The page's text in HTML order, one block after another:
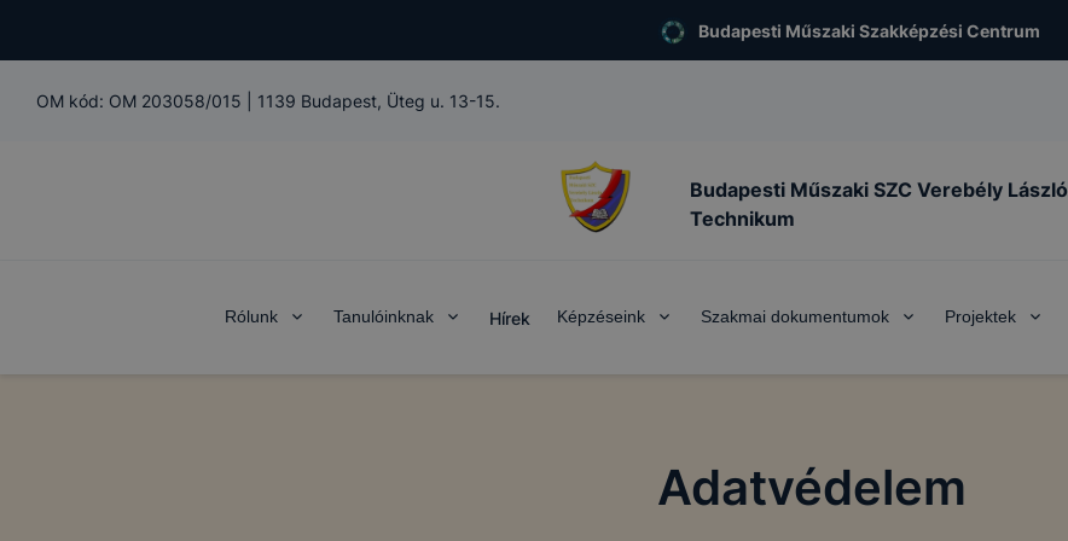
Budapesti Műszaki Szakképzési Centrum
OM kód: OM 203058/015 1139 Budapest, Üteg u. 13-15.
Budapesti Műszaki SZC Verebély László
Technikum
Rólunk Tanulóinknak Hírek Képzéseink Szakmai dokumentumok Projektek
Adatvédelem